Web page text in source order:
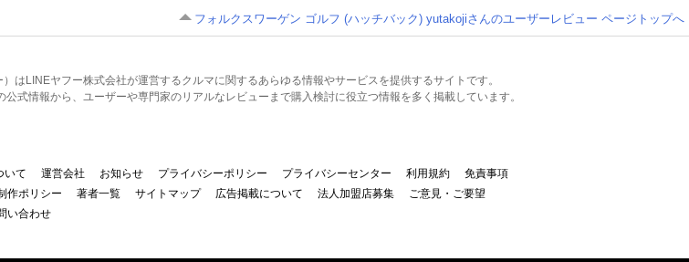
フォルクスワーゲン ゴルフ (ハッチバック) yutakojiさんのユーザーレビュー ページトップへ
はLINEヤフー株式会社が運営するクルマに関するあらゆる情報やサービスを提供するサイトです。
公式情報から、ユーザーや専門家のリアルなレビューまで購入検討に役立つ情報を多く掲載しています。
いて 運営会社 お知らせ プライバシーポリシー プライバシーセンター 利用規約
免責事項
作ポリシー
著者一覧 サイトマップ 広告掲載について 法人加盟店募集
ご意見・ご要望
い合わせ